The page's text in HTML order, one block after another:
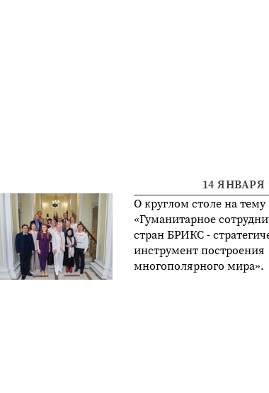
14 ЯНВАРЯ
О круглом столе на тему
«Гуманитарное
стран БРИКС -
инструмент построения
многополярного мира».